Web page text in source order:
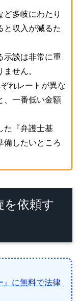
多岐にわたり
と収入が減るた
示談は非常に重
せん。
れレートが異な
、一番低い金額
た『弁護士基
備したいところ
を依頼す
』に無料で法律